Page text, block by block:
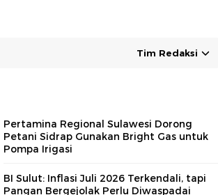
Tim Redaksi
Pertamina Regional Sulawesi Dorong
Petani Sidrap Gunakan Bright Gas untuk
Pompa Irigasi
BI Sulut: Inflasi Juli 2026 Terkendali, tapi
Pangan Bergejolak Perlu Diwaspadai